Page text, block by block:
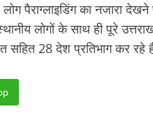
पैराग्लाइडिंग का नजारा
लोगों के साथ ही पूरे
सहित 28 देश प्रतिभाग कर रहे